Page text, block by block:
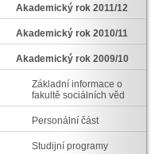
Akademický rok 2011/12
Akademický rok 2010/11
Akademický rok 2009/10
Základní informace o
fakultě sociálních věd
Personální část
Studijní programy